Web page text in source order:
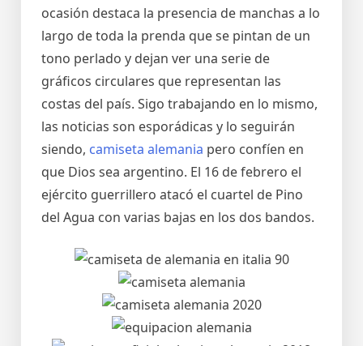
ocasión destaca la presencia de manchas a lo
largo de toda la prenda que se pintan de un
tono perlado y dejan ver una serie de
gráficos circulares que representan las
costas del país. Sigo trabajando en lo mismo,
las noticias son esporádicas y lo seguirán
siendo, camiseta alemania pero confíen en
que Dios sea argentino. El 16 de febrero el
ejército guerrillero atacó el cuartel de Pino
del Agua con varias bajas en los dos bandos.